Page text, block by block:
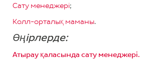
Сату менеджері;
Колл-орталық маманы.
Өңірлерде:
Атырау қаласында сату менеджері.